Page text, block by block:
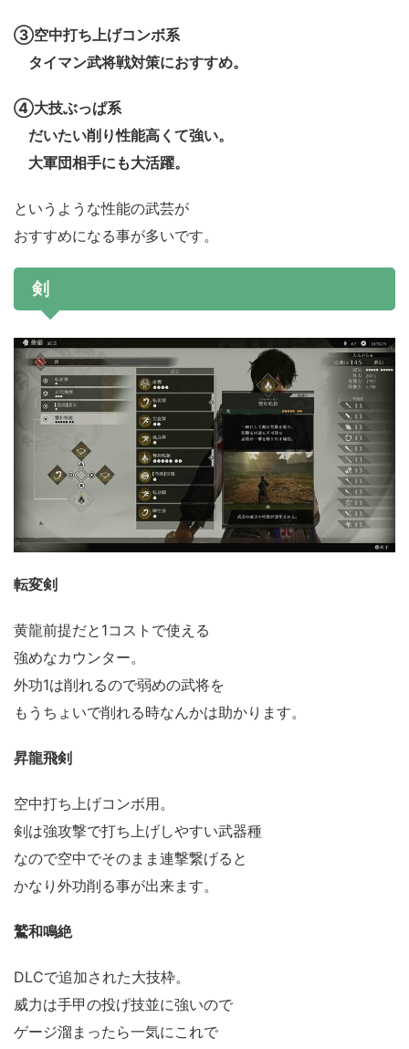
③空中打ち上げコンボ系
タイマン武将戦対策におすすめ。
④大技ぶっぱ系
だいたい削り性能高くて強い。
大軍団相手にも大活躍。
というような性能の武芸が
おすすめになる事が多いです。
剣
転変剣
黄龍前提だと1コストで使える
強めなカウンター。
外功1は削れるので弱めの武将を
もうちょいで削れる時なんかは助かります。
昇龍飛剣
空中打ち上げコンボ用。
剣は強攻撃で打ち上げしやすい武器種
なので空中でそのまま連撃繋げると
かなり外功削る事が出来ます。
鷲和鳴絶
DLCで追加された大技枠。
威力は手甲の投げ技並に強いので
ゲージ溜まったら一気にこれで